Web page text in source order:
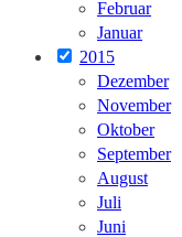
Februar
Januar
2015
Dezember
November
Oktober
September
August
Juli
Juni